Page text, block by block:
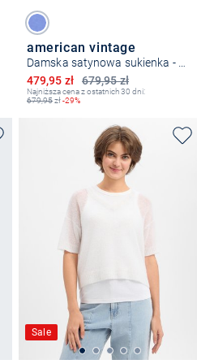
american vintage
679,95 zł
Obniżona cena
479,95 zł
Najniższa cena z ostatnich 30 dni:
679,95zł-29%
Sale